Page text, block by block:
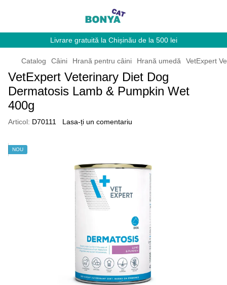
Livrare gratuită la Chișinău de la 500 lei
Catalog Câini Hrană pentru câini Hrană umedă VetExpert
VetExpert Veterinary Diet Dog
Dermatosis Lamb & Pumpkin Wet
400g
Articol: D70111 Lasa-ți un comentariu
NOU